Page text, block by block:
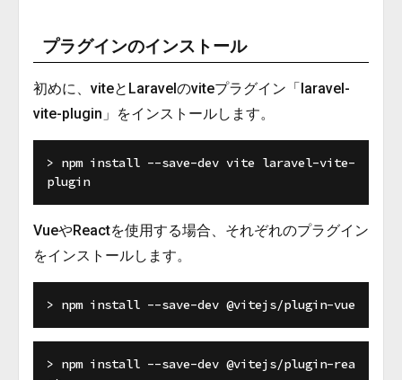
プラグインのインストール
初めに、viteとLaravelのviteプラグイン「laravel-
vite-plugin」をインストールします。
> npm install --save-dev vite laravel-vite-
VueやReactを使用する場合、それぞれのプラグイン
をインストールします。
> npm install --save-dev @vitejs/plugin-rea